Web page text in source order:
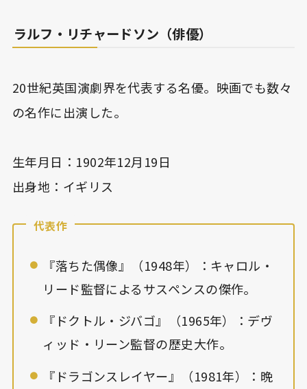
ラルフ・リチャードソン（俳優）
20世紀英国演劇界を代表する名優。映画でも数々
の名作に出演した。
生年月日：1902年12月19日
出身地：イギリス
代表作
『落ちた偶像』（1948年）：キャロル・
リード監督によるサスペンスの傑作。
『ドクトル・ジバゴ』（1965年）：デヴ
ィッド・リーン監督の歴史大作。
『ドラゴンスレイヤー』（1981年）：晩